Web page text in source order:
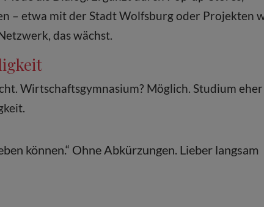
– etwa mit der Stadt Wolfsburg oder Projekten
das wächst.
Wirtschaftsgymnasium? Möglich. Studium eher
können.“ Ohne Abkürzungen. Lieber langsam